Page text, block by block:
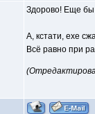
Здорово! Еще бы
А, кстати, exe
Всё равно при